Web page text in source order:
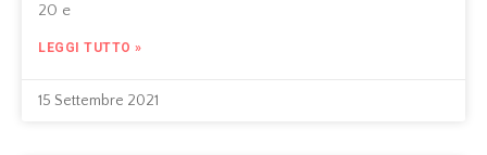
20 e
LEGGI TUTTO »
15 Settembre 2021